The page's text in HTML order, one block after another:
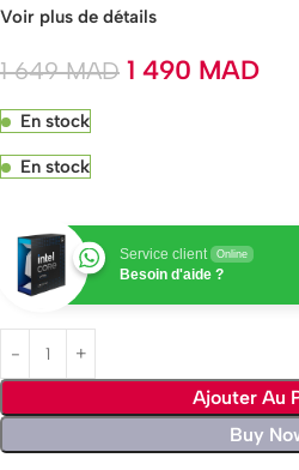
Voir plus de détails
1 649MAD 1 490 MAD
En stock
En stock
Service client Online
Besoin d'aide ?
Ajouter Au
Buy